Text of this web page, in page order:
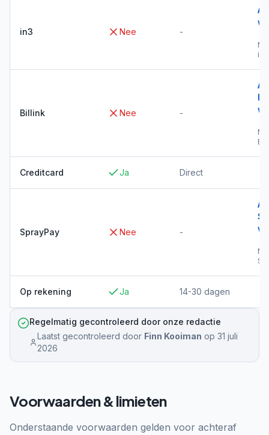
in3 Nee -
→
in3
Billink Nee -
→
Creditcard Ja Direct
SprayPay Nee -
→
Op rekening Ja 14-30 dagen
Regelmatig gecontroleerd door onze redactie
Laatst gecontroleerd door Finn Kooiman op31 juli
2026
Voorwaarden & limieten
Onderstaande voorwaarden gelden voor achteraf